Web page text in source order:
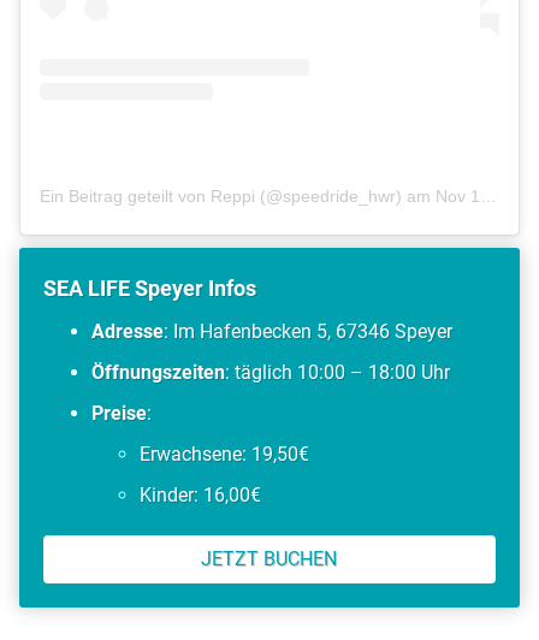
Ein Beitrag geteilt von Reppi (@speedride_hwr) am Nov 12, 2017 um 6:34 PST
SEA LIFE Speyer Infos
Adresse: Im Hafenbecken 5, 67346 Speyer
Öffnungszeiten: täglich 10:00 – 18:00 Uhr
Preise:
Erwachsene: 19,50€
Kinder: 16,00€
JETZT BUCHEN